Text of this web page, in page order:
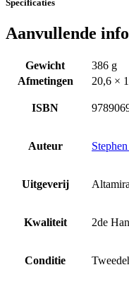
Specificaties
Aanvullende
Gewicht
386 g
Afmetingen
20,6 ×
ISBN
Auteur
Uitgeverij
Kwaliteit 2de
Conditie